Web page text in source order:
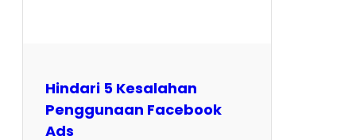
Hindari 5 Kesalahan
Penggunaan Facebook
Ads